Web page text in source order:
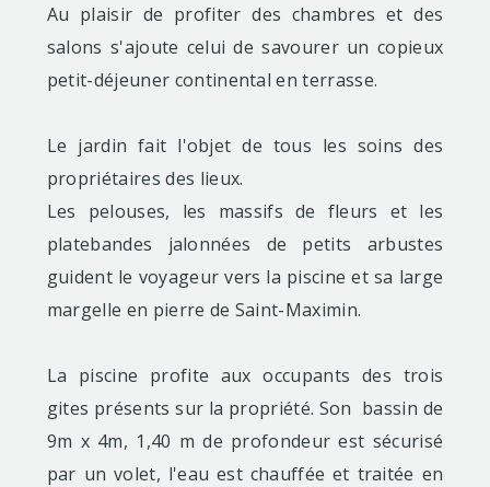
Au plaisir de profiter des chambres et des
salons s'ajoute celui de savourer un copieux
petit-déjeuner continental en terrasse.
Le jardin fait l'objet de tous les soins des
propriétaires des lieux.
Les pelouses, les massifs de fleurs et les
platebandes jalonnées de petits arbustes
guident le voyageur vers la piscine et sa large
margelle en pierre de Saint-Maximin.
La piscine profite aux occupants des trois
gites présents sur la propriété. Son bassin de
9m x 4m, 1,40 m de profondeur est sécurisé
par un volet, l'eau est chauffée et traitée en